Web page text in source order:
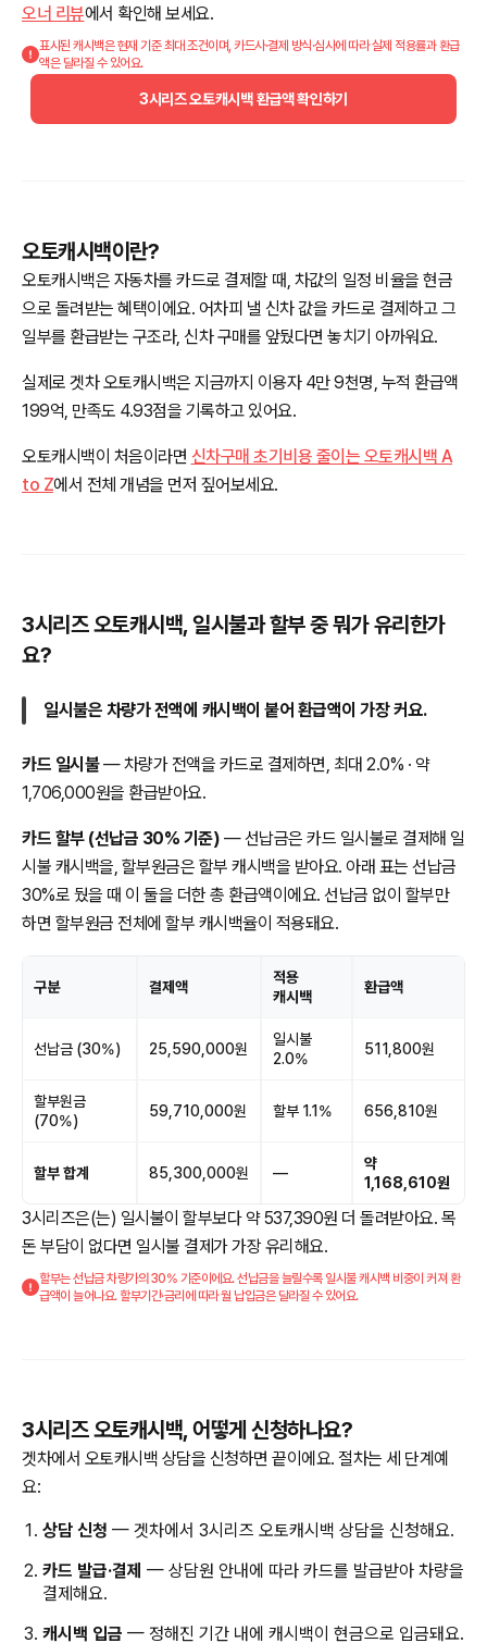
오너 리뷰에서 확인해 보세요.
표시된 캐시백은 현재 기준 최대 조건이며, 카드사·결제 방식·심사에 따라 실제 적용률과 환급
액은 달라질 수 있어요.
3시리즈 오토캐시백 환급액 확인하기
오토캐시백이란?
오토캐시백은 자동차를 카드로 결제할 때, 차값의 일정 비율을 현금
으로 돌려받는 혜택이에요. 어차피 낼 신차 값을 카드로 결제하고 그
일부를 환급받는 구조라, 신차 구매를 앞뒀다면 놓치기 아까워요.
실제로 겟차 오토캐시백은 지금까지 이용자 4만 9천명, 누적 환급액
199억, 만족도 4.93점을 기록하고 있어요.
오토캐시백이 처음이라면 신차구매 초기비용 줄이는 오토캐시백 A
to Z에서 전체 개념을 먼저 짚어보세요.
3시리즈 오토캐시백, 일시불과 할부 중 뭐가 유리한가
요?
일시불은 차량가 전액에 캐시백이 붙어 환급액이 가장 커요.
카드 일시불— 차량가 전액을 카드로 결제하면, 최대 2.0% · 약
1,706,000원을 환급받아요.
카드 할부 (선납금 30% 기준) — 선납금은 카드 일시불로 결제해 일
시불 캐시백을, 할부원금은 할부 캐시백을 받아요. 아래 표는 선납금
30%로 뒀을 때 이 둘을 더한 총 환급액이에요. 선납금 없이 할부만
하면 할부원금 전체에 할부 캐시백율이 적용돼요.
구분 결제액
적용
캐시백
환급액
선납금 (30%) 25,590,000원
일시불
2.0%
511,800원
할부원금
(70%)
59,710,000원 할부 1.1% 656,810원
할부 합계 85,300,000원 —
약
1,168,610원
3시리즈은(는) 일시불이 할부보다 약 537,390원 더 돌려받아요. 목
돈 부담이 없다면 일시불 결제가 가장 유리해요.
할부는 선납금 차량가의 30% 기준이에요. 선납금을 늘릴수록 일시불 캐시백 비중이 커져 환
급액이 늘어나요. 할부기간·금리에 따라 월 납입금은 달라질 수 있어요.
3시리즈 오토캐시백, 어떻게 신청하나요?
겟차에서 오토캐시백 상담을 신청하면 끝이에요. 절차는 세 단계예
요:
상담 신청 — 겟차에서 3시리즈 오토캐시백 상담을 신청해요.
카드 발급·결제 — 상담원 안내에 따라 카드를 발급받아 차량을
결제해요.
캐시백 입금 — 정해진 기간 내에 캐시백이 현금으로 입금돼요.